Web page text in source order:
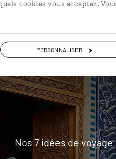
cookies vous acceptez.
PERSONNALISER
Nos 7 idées de voyage